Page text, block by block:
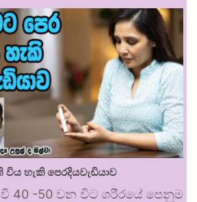
විය හැකි පෙරදියවැඩියාව
වී 40 -50 වන විට ශරීරයේ පෙනුම